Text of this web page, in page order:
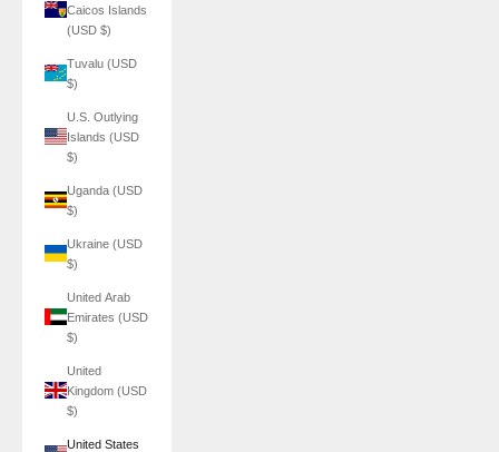
Caicos Islands
(USD $)
Tuvalu (USD
$)
U.S. Outlying
Islands (USD
$)
Uganda (USD
$)
Ukraine (USD
$)
United Arab
Emirates (USD
$)
United
Kingdom (USD
$)
United States